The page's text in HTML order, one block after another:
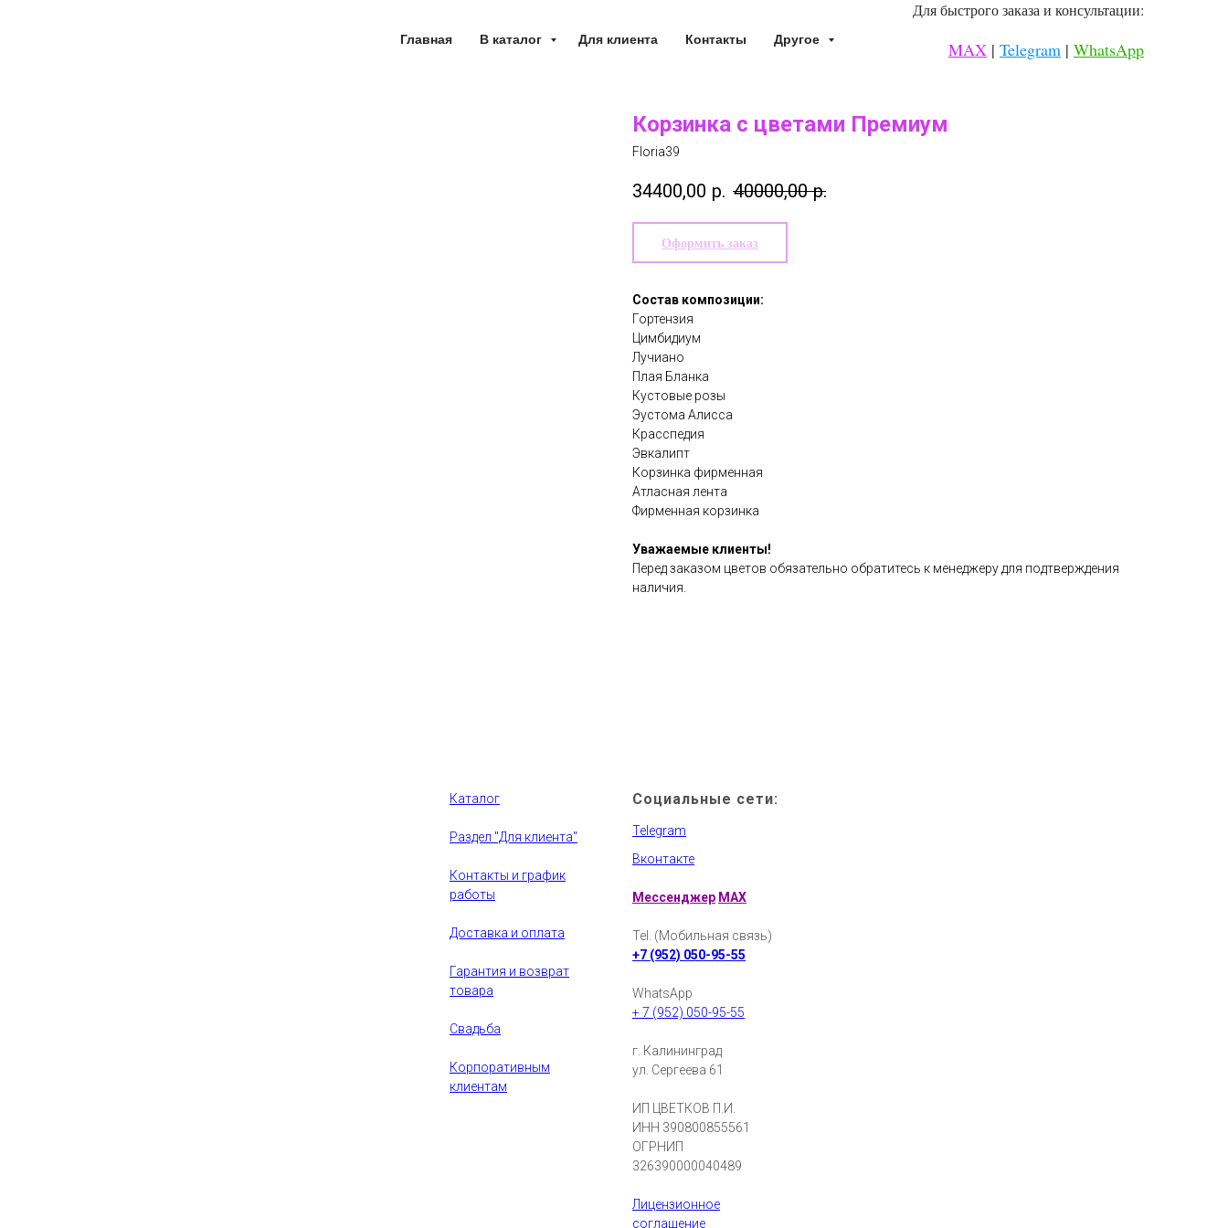
Главная В каталог Для клиента Контакты Другое
Для быстрого заказа и консультации:
MAX | Telegram | WhatsApp
Корзинка с цветами Премиум
Floria39
34400,00 р. 40000,00 р.
Оформить заказ
Состав композиции:
Гортензия
Цимбидиум
Лучиано
Плая Бланка
Кустовые розы
Эустома Алисса
Красспедия
Эвкалипт
Корзинка фирменная
Атласная лента
Фирменная корзинка
Уважаемые клиенты!
Перед заказом цветов обязательно обратитесь к менеджеру для подтверждения
наличия.
Каталог
Раздел "Для клиента"
Контакты и график
работы
Доставка и оплата
Гарантия и возврат
товара
Свадьба
Корпоративным
клиентам
Социальные сети:
Telegram
Вконтакте
Мессенджер MAX
Tel. (Мобильная связь)
+7 (952) 050-95-55
WhatsApp
+ 7 (952) 050-95-55
г. Калининград
ул. Сергеева 61
ИП ЦВЕТКОВ П.И.
ИНН 390800855561
ОГРНИП
326390000040489
Лицензионное
соглашение